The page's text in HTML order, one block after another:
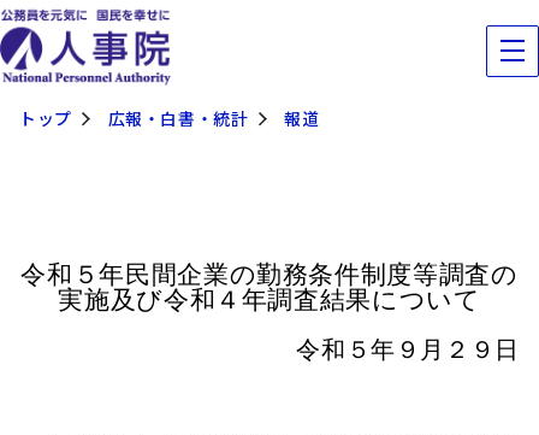
トップ 広報・白書・統計 報道
令和５年民間企業の勤務条件制度等調査の
実施及び令和４年調査結果について
令和５年９月２９日